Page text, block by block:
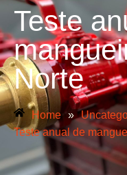
Teste
Norte
Home »
Teste anual de